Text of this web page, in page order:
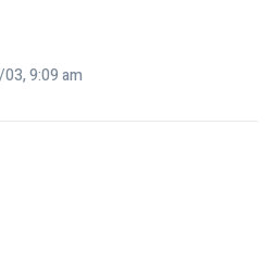
9:09 am